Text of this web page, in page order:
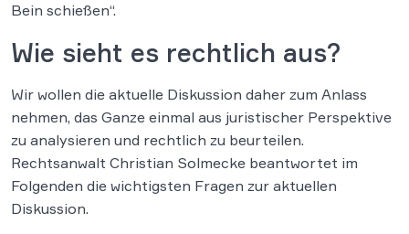
Bein schießen“.
Wie sieht es rechtlich aus?
Wir wollen die aktuelle Diskussion daher zum Anlass
nehmen, das Ganze einmal aus juristischer Perspektive
zu analysieren und rechtlich zu beurteilen.
Rechtsanwalt Christian Solmecke beantwortet im
Folgenden die wichtigsten Fragen zur aktuellen
Diskussion.